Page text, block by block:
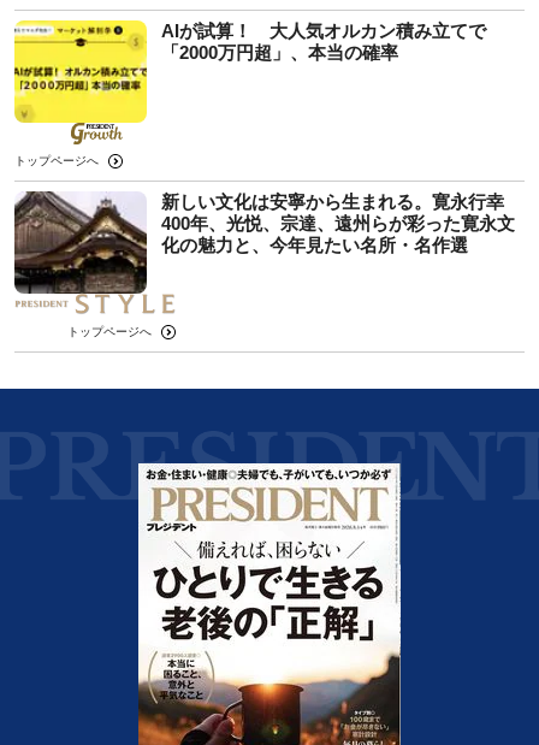
AIが試算！ 大人気オルカン積み立てで
「2000万円超」、本当の確率
トップページへ
新しい文化は安寧から生まれる。寛永行幸
400年、光悦、宗達、遠州らが彩った寛永文
化の魅力と、今年見たい名所・名作選
トップページへ